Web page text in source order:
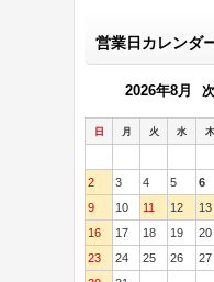
営業日カレンダ
2026年8月
日 月 火 水 木
2
3 4 5 6
9
10 11 12 13
16
17 18 19 20
23
24 25 26 27